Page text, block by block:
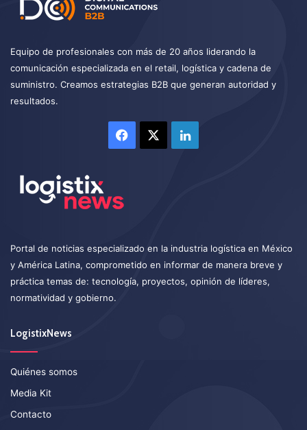
Equipo de profesionales con más de 20 años liderando la
comunicación especializada en el retail, logística y cadena de
suministro. Creamos estrategias B2B que generan autoridad y
resultados.
Facebook LinkedIn
Portal de noticias especializado en la industria logística en México
y América Latina, comprometido en informar de manera breve y
práctica temas de: tecnología, proyectos, opinión de líderes,
normatividad y gobierno.
LogistixNews
Quiénes somos
Media Kit
Contacto